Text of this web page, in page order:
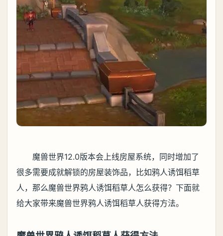
魔兽世界12.0版本会上线房屋系统，同时增加了
很多需要成就解锁的房屋装饰品，比如鸦人诱饵稻草
人，那么魔兽世界鸦人诱饵稻草人怎么获得？下面就
给大家带来魔兽世界鸦人诱饵稻草人获得方法。